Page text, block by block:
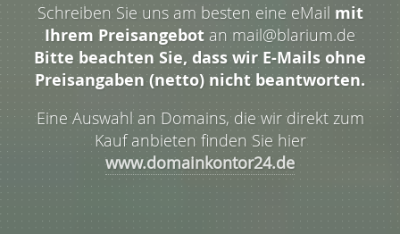
Schreiben Sie uns am besten eine eMail mit
Ihrem Preisangebot an mail@blarium.de
Bitte beachten Sie, dass wir E-Mails ohne
Preisangaben (netto) nicht beantworten.
Eine Auswahl an Domains, die wir direkt zum
Kauf anbieten finden Sie hier
www.domainkontor24.de